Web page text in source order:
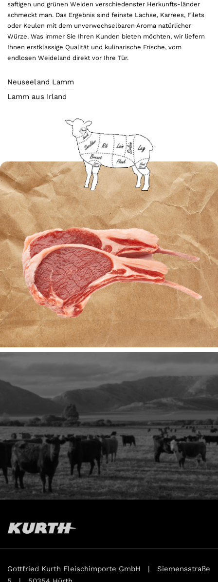
saftigen und grünen Weiden verschiedenster Herkunfts-länder
schmeckt man. Das Ergebnis sind feinste Lachse, Karrees, Filets
oder Keulen mit dem unverwechselbaren Aroma natürlicher
Würze. Was immer Sie Ihren Kunden bieten möchten, wir liefern
Ihnen erstklassige Qualität und kulinarische Frische, vom
endlosen Weideland direkt vor Ihre Tür.
Neuseeland Lamm
Lamm aus Irland
Gottfried Kurth Fleischimporte GmbH | Siemensstraße